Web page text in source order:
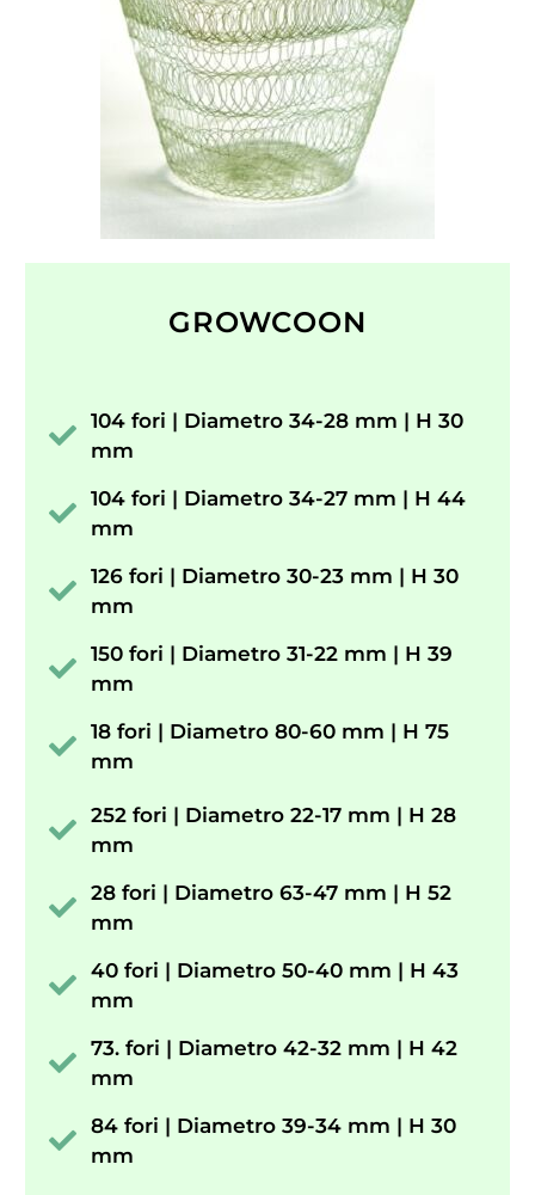
GROWCOON
104 fori | Diametro 34-28 mm | H 30
mm
104 fori | Diametro 34-27 mm | H 44
mm
126 fori | Diametro 30-23 mm | H 30
mm
150 fori | Diametro 31-22 mm | H 39
mm
18 fori | Diametro 80-60 mm | H 75
mm
252 fori | Diametro 22-17 mm | H 28
mm
28 fori | Diametro 63-47 mm | H 52
mm
40 fori | Diametro 50-40 mm | H 43
mm
73. fori | Diametro 42-32 mm | H 42
mm
84 fori | Diametro 39-34 mm | H 30
mm